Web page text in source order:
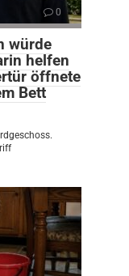
0
würde
helfen
öffnete
Bett